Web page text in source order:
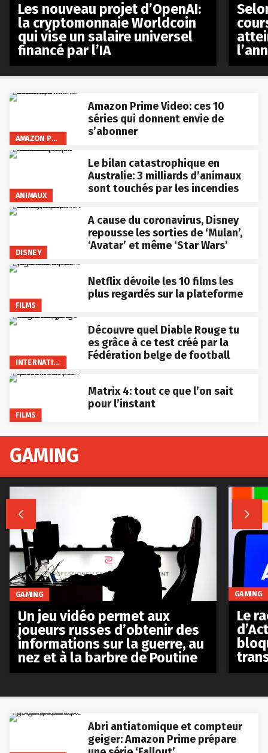
AMAZON PRIME VIDEO
Amazon Prime Video: ces 10
séries qui donnent envie de
s’abonner
ANIMAUX
Le bilan catastrophique en
Australie: 3 milliards d’animaux
sont touchés par les incendies
DISNEY
A cause du coronavirus, Disney
repousse les sorties de ‘Mulan’,
‘Avatar’ et même ‘Star Wars’
FILMS
Netflix dévoile les 10 films les
plus regardés sur la plateforme
INTERNATIONAL
Découvre quel Diable Rouge tu
es grâce à ce test créé par la
Fédération belge de football
FILMS
Matrix 4: tout ce que l’on sait
pour l’instant
Abri antiatomique et compteur
geiger: Amazon Prime prépare
Les nouveau projet d’OpenAI:
la cryptomonnaie Worldcoin
qui vise un salaire universel
financé par l’IA
GAMING
 
GAMING
Un jeu vidéo permet aux
joueurs russes d’obtenir des
informations sur la guerre, au
nez et à la barbre de Poutine
GAMING
Le